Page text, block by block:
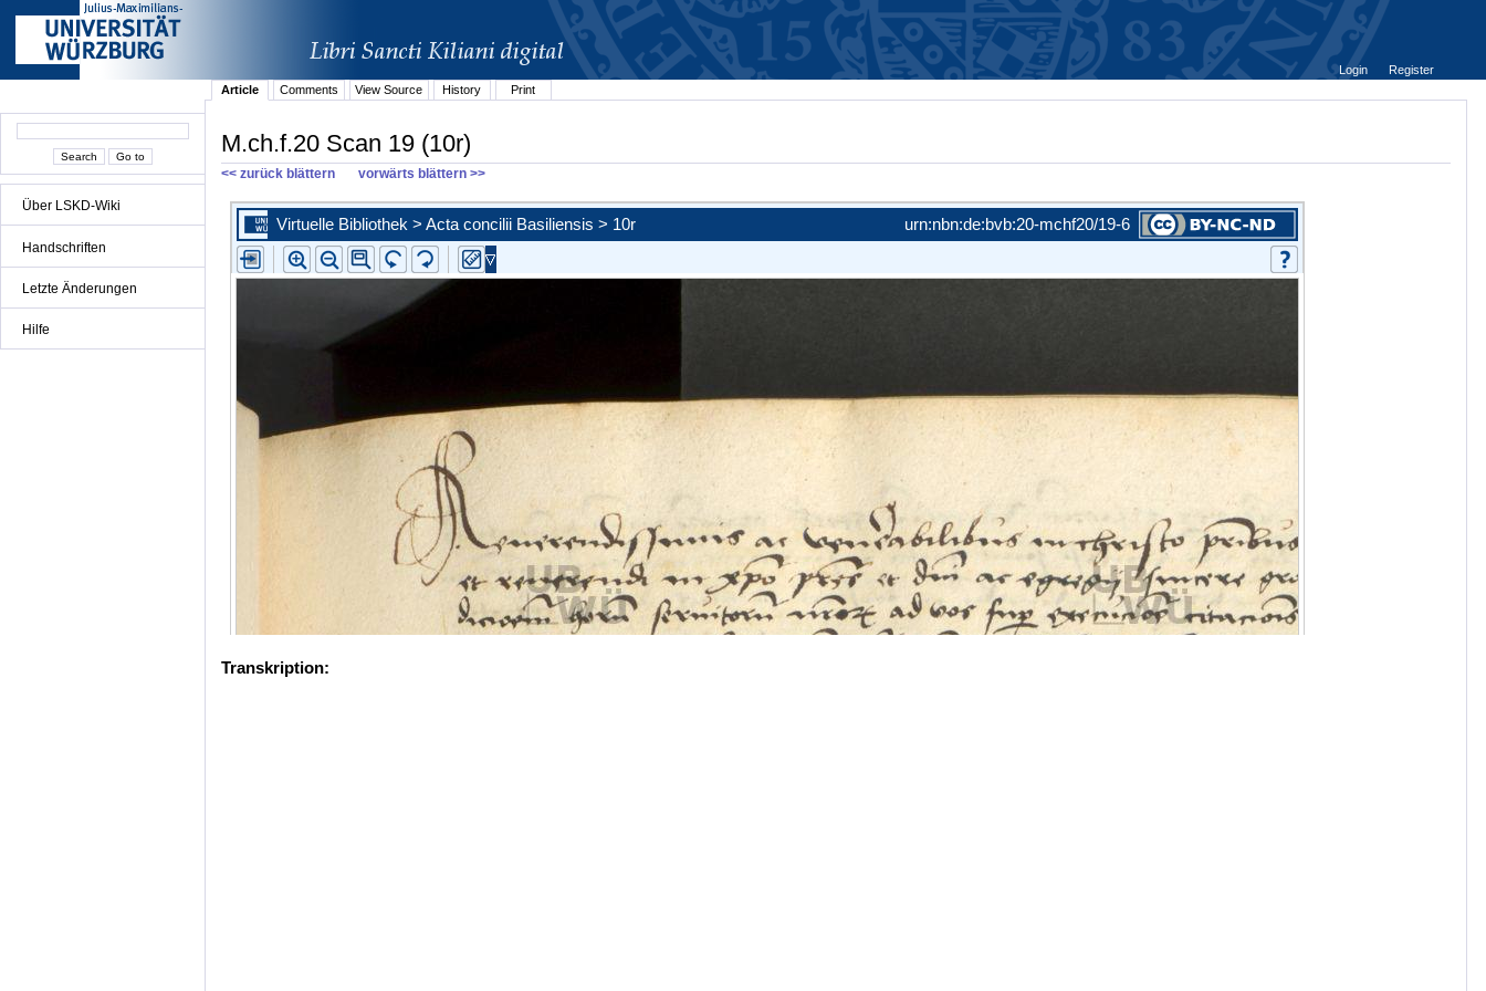
Über LSKD-Wiki
Handschriften
Letzte Änderungen
Hilfe
Login
Register
Article
Comments View Source History Print
M.ch.f.20 Scan 19 (10r)
<< zurück blättern vorwärts blättern >>
Transkription: